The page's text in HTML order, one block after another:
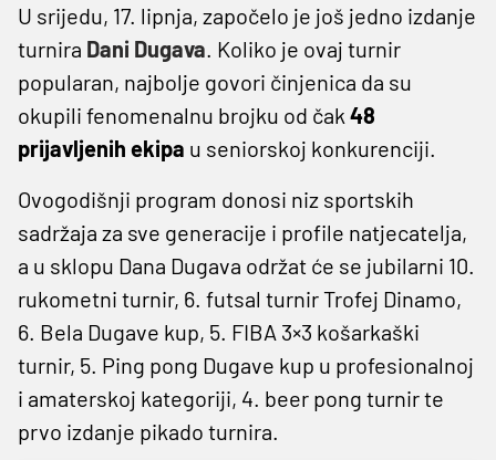
U srijedu, 17. lipnja, započelo je još jedno izdanje
turnira Dani Dugava . Koliko je ovaj turnir
popularan, najbolje govori činjenica da su
okupili fenomenalnu brojku od čak 48
prijavljenih ekipa u seniorskoj konkurenciji.
Ovogodišnji program donosi niz sportskih
sadržaja za sve generacije i profile natjecatelja,
a u sklopu Dana Dugava održat će se jubilarni 10.
rukometni turnir, 6. futsal turnir Trofej Dinamo,
6. Bela Dugave kup, 5. FIBA 3×3 košarkaški
turnir, 5. Ping pong Dugave kup u profesionalnoj
i amaterskoj kategoriji, 4. beer pong turnir te
prvo izdanje pikado turnira.